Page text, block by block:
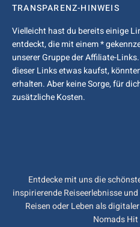
TRANSPARENZ-HINWEIS
Vielleicht hast du bereits einige
entdeckt, die mit einem *
unserer Gruppe der Affiliate-
dieser Links etwas kaufst,
erhalten. Aber keine Sorge, für
zusätzliche Kosten.
Entdecke mit uns die
inspirierende Reiseerlebnisse
Reisen oder Leben als
Nomads